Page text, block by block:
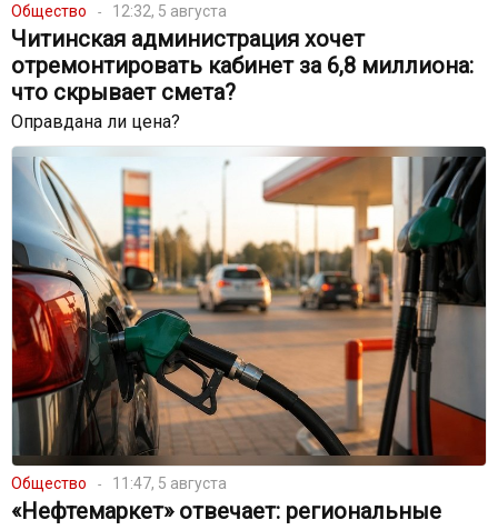
Общество 12:32, 5 августа
Читинская администрация хочет
отремонтировать кабинет за 6,8 миллиона:
что скрывает смета?
Оправдана ли цена?
Общество 11:47, 5 августа
«Нефтемаркет» отвечает: региональные